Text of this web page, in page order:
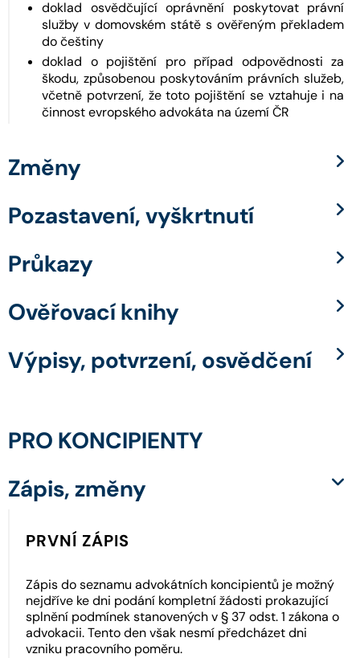
doklad osvědčující oprávnění poskytovat právní
služby v domovském státě s ověřeným překladem
do češtiny
doklad o pojištění pro případ odpovědnosti za
škodu, způsobenou poskytováním právních služeb,
včetně potvrzení, že toto pojištění se vztahuje i na
činnost evropského advokáta na území ČR
Změny
Pozastavení, vyškrtnutí
Průkazy
Ověřovací knihy
Výpisy, potvrzení, osvědčení
PRO KONCIPIENTY
Zápis, změny
PRVNÍ ZÁPIS
Zápis do seznamu advokátních koncipientů je možný
nejdříve ke dni podání kompletní žádosti prokazující
splnění podmínek stanovených v § 37 odst. 1 zákona o
advokacii. Tento den však nesmí předcházet dni
vzniku pracovního poměru.